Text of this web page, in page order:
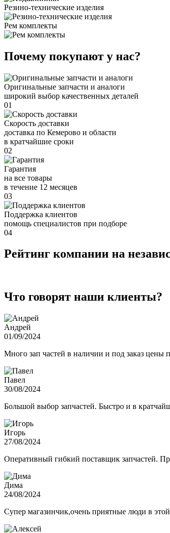
Резино-технические изделия
Рем комплекты
Почему покупают у нас?
Оригинальные запчасти и аналоги
широкий выбор качественных деталей
01
Скорость доставки
доставка по Кемерово и области
в кратчайшие сроки
02
Гарантия
на все товары
в течение 12 месяцев
03
Поддержка клиентов
помощь специалистов при подборе
04
Рейтинг компании на
Что говорят наши клиенты?
Андрей
01/09/2024
Много зап частей в наличии и под заказ
Павел
30/08/2024
Большой выбор запчастей. Быстро и в
Игорь
27/08/2024
Оперативный гибкий поставщик запчастей.
Дима
24/08/2024
Супер магазинчик,очень приятные люди в